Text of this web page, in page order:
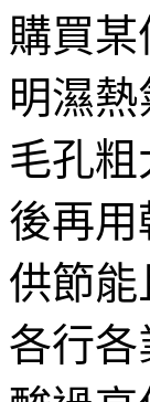
購買
明濕
毛孔
後再
供節
各行